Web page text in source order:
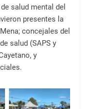
salud mental del
presentes la
concejales del
salud (SAPS y
y